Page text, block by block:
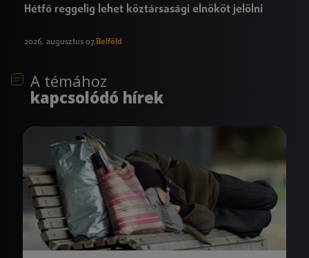
Hétfő reggelig lehet köztársasági elnököt jelölni
2026. augusztus 07.Belföld
A témához
kapcsolódó hírek